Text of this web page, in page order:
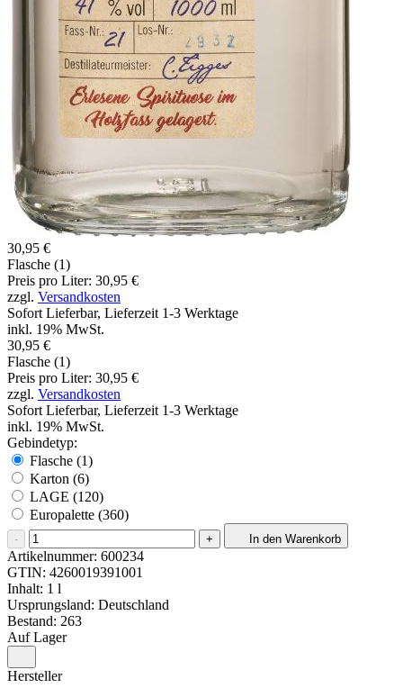
30,95 €
Flasche (1)
Preis pro Liter: 30,95 €
zzgl. Versandkosten
Sofort Lieferbar, Lieferzeit 1-3 Werktage
inkl. 19% MwSt.
30,95 €
Flasche (1)
Preis pro Liter: 30,95 €
zzgl. Versandkosten
Sofort Lieferbar, Lieferzeit 1-3 Werktage
inkl. 19% MwSt.
Gebindetyp:
Flasche (1)
Karton (6)
LAGE (120)
Europalette (360)
- + In den Warenkorb
Artikelnummer: 600234
GTIN: 4260019391001
Inhalt: 1 l
Ursprungsland: Deutschland
Bestand: 263
Auf Lager
Hersteller